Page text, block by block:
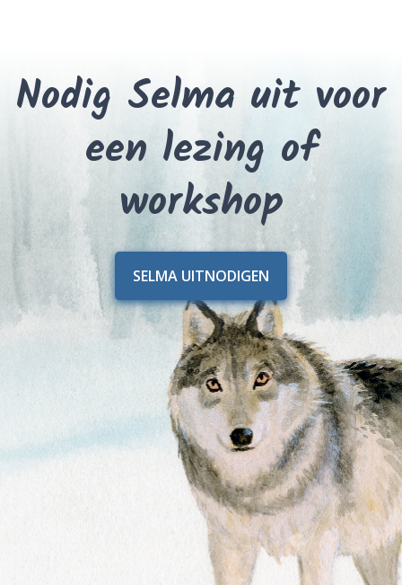
Nodig Selma uit voor
een lezing of
workshop
SELMA UITNODIGEN